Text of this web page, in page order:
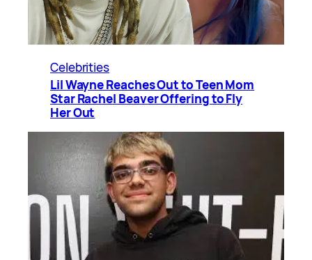
Celebrities
Lil Wayne Reaches Out to Teen Mom
Star Rachel Beaver Offering to Fly
Her Out